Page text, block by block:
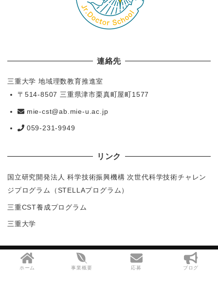
連絡先
三重大学 地域理数教育推進室
〒514-8507 三重県津市栗真町屋町1577
mie-cst@ab.mie-u.ac.jp
059-231-9949
リンク
国立研究開発法人 科学技術振興機構 次世代科学技術チャレン
ジプログラム（STELLAプログラム）
三重CST養成プログラム
三重大学
Copyright (C) 三重ジュニアドクター育成塾
ホーム 事業概要 応募 ブログ